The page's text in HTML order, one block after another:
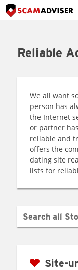
Reliable
We all want
person has
the Internet
or partner
reliable and
offers the
dating site
lists for
Site-